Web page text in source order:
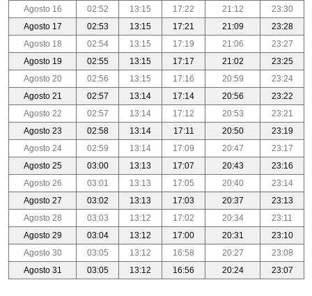
Agosto 16
02:52 13:15 17:22 21:12
23:30
Agosto 17
02:53 13:15 17:21 21:09
23:28
Agosto 18
02:54 13:15 17:19 21:06
23:27
Agosto 19
02:55 13:15 17:17 21:02
23:25
Agosto 20
02:56 13:15 17:16 20:59
23:24
Agosto 21
02:57 13:14 17:14 20:56
23:22
Agosto 22
02:57 13:14 17:12 20:53
23:21
Agosto 23
02:58 13:14 17:11 20:50
23:19
Agosto 24
02:59 13:14 17:09 20:47
23:17
Agosto 25
03:00 13:13 17:07 20:43
23:16
Agosto 26
03:01 13:13 17:05 20:40
23:14
Agosto 27
03:02 13:13 17:03 20:37
23:13
Agosto 28
03:03 13:12 17:02 20:34
23:11
Agosto 29
03:04 13:12 17:00 20:31
23:10
Agosto 30
03:05 13:12 16:58 20:27
23:08
Agosto 31
03:05 13:12 16:56 20:24 23:07